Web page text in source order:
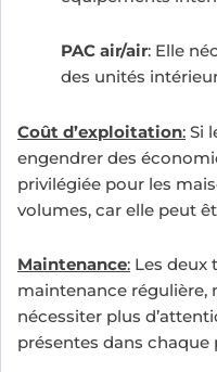
PAC air/air: Elle
des unités
Coût d’exploitation: Si
engendrer des
privilégiée pour les
volumes, car elle peut
Maintenance: Les deux
maintenance régulière,
nécessiter plus
présentes dans chaque